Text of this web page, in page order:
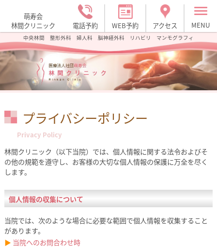
萌寿会
林間クリニック
電話予約 WEB予約 アクセス MENU
中央林間 整形外科 婦人科 脳神経外科 リハビリ マンモグラフィ
プライバシーポリシー
Privacy Policy
林間クリニック（以下当院）では、個人情報に関する法令およびそ
の他の規範を遵守し、お客様の大切な個人情報の保護に万全を尽く
します。
個人情報の収集について
当院では、次のような場合に必要な範囲で個人情報を収集すること
があります。
▶ 当院へのお問合わせ時